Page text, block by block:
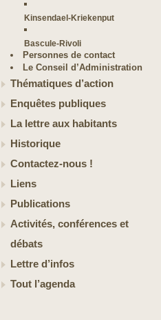
Kinsendael-Kriekenput
Bascule-Rivoli
Personnes de contact
Le Conseil d’Administration
Thématiques d’action
Enquêtes publiques
La lettre aux habitants
Historique
Contactez-nous !
Liens
Publications
Activités, conférences et
débats
Lettre d’infos
Tout l’agenda